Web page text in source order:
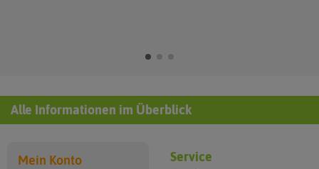
Alle Informationen im Überblick
Mein Konto Service